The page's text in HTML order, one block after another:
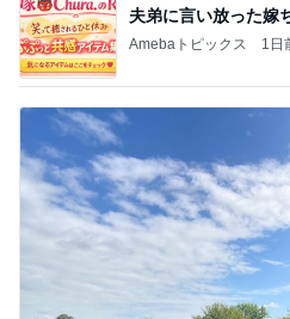
原田龍二 突然姿を現したキジに感激
1日前